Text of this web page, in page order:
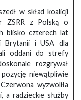
w skład koalicji
ZSRR z Polską o
blisko czterech lat
Brytanii i USA dla
oddani do strefy
rozgrywał
niewątpliwie
wyzwoliła
a radzieckie służby